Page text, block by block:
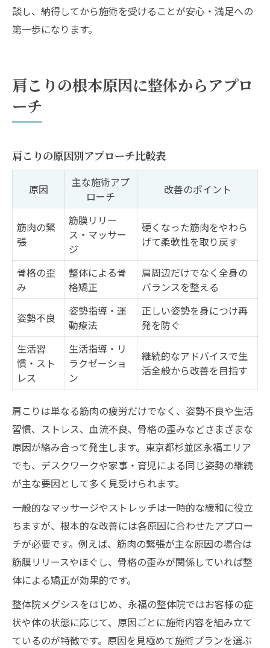
談し、納得してから施術を受けることが安心・満足への
第一歩になります。
肩こりの根本原因に整体からアプロ
ーチ
肩こりの原因別アプローチ比較表
原因
主な施術アプ
ローチ
改善のポイント
筋肉の緊
張
筋膜リリー
ス・マッサー
ジ
硬くなった筋肉をやわら
げて柔軟性を取り戻す
骨格の歪
み
整体による骨
格矯正
肩周辺だけでなく全身の
バランスを整える
姿勢不良
姿勢指導・運
動療法
正しい姿勢を身につけ再
発を防ぐ
生活習
慣・スト
レス
生活指導・リ
ラクゼーショ
ン
継続的なアドバイスで生
活全般から改善を目指す
肩こりは単なる筋肉の疲労だけでなく、姿勢不良や生活
習慣、ストレス、血流不良、骨格の歪みなどさまざまな
原因が絡み合って発生します。東京都杉並区永福エリア
でも、デスクワークや家事・育児による同じ姿勢の継続
が主な要因として多く見受けられます。
一般的なマッサージやストレッチは一時的な緩和に役立
ちますが、根本的な改善には各原因に合わせたアプロー
チが必要です。例えば、筋肉の緊張が主な原因の場合は
筋膜リリースやほぐし、骨格の歪みが関係していれば整
体による矯正が効果的です。
整体院メグシスをはじめ、永福の整体院ではお客様の症
状や体の状態に応じて、原因ごとに施術内容を組み立て
ているのが特徴です。原因を見極めて施術プランを選ぶ